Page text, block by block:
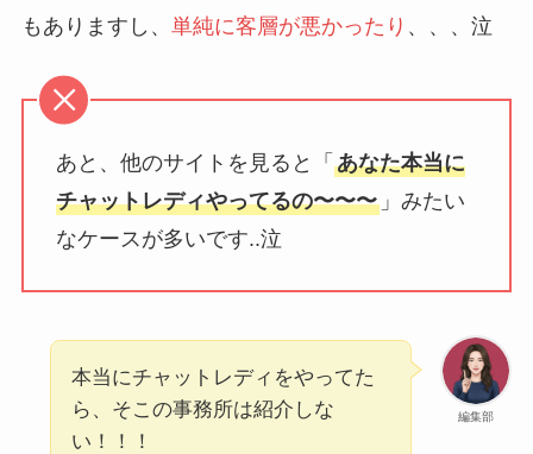
もありますし、 単純に客層が悪かったり 、、、泣
あと、他のサイトを見ると「 あなた本当に
チャットレディやってるの〜〜〜」みたい
なケースが多いです..泣
編集部
本当にチャットレディをやってた
ら、そこの事務所は紹介しな
い！！！